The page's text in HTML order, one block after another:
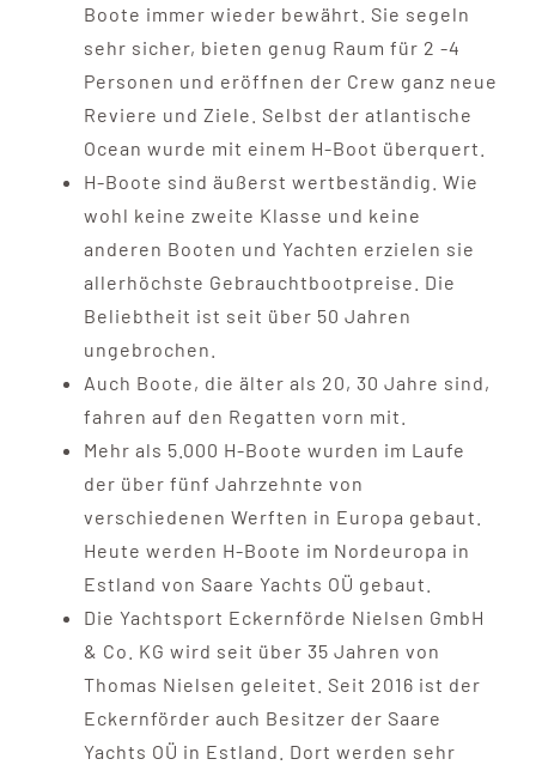
Boote immer wieder bewährt. Sie segeln
sehr sicher, bieten genug Raum für 2 -4
Personen und eröffnen der Crew ganz neue
Reviere und Ziele. Selbst der atlantische
Ocean wurde mit einem H-Boot überquert.
H-Boote sind äußerst wertbeständig. Wie
wohl keine zweite Klasse und keine
anderen Booten und Yachten erzielen sie
allerhöchste Gebrauchtbootpreise. Die
Beliebtheit ist seit über 50 Jahren
ungebrochen.
Auch Boote, die älter als 20, 30 Jahre sind,
fahren auf den Regatten vorn mit.
Mehr als 5.000 H-Boote wurden im Laufe
der über fünf Jahrzehnte von
verschiedenen Werften in Europa gebaut.
Heute werden H-Boote im Nordeuropa in
Estland von Saare Yachts OÜ gebaut.
Die Yachtsport Eckernförde Nielsen GmbH
& Co. KG wird seit über 35 Jahren von
Thomas Nielsen geleitet. Seit 2016 ist der
Eckernförder auch Besitzer der Saare
Yachts OÜ in Estland. Dort werden sehr